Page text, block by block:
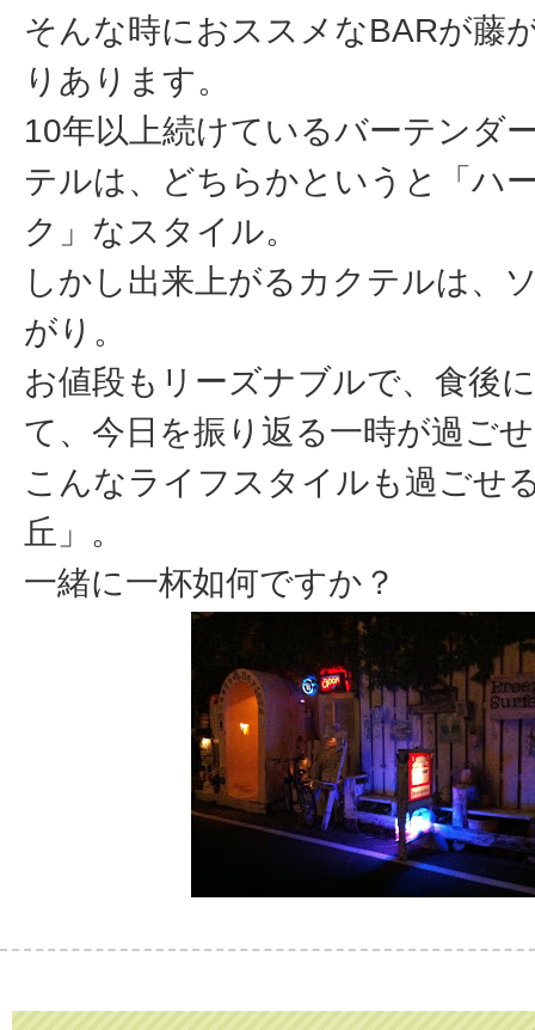
そんな時におススメなBARが藤
りあります。
10年以上続けているバーテンダ
テルは、どちらかというと「ハ
ク」なスタイル。
しかし出来上がるカクテルは、
がり。
お値段もリーズナブルで、食後
て、今日を振り返る一時が過ご
こんなライフスタイルも過ごせ
丘」。
一緒に一杯如何ですか？